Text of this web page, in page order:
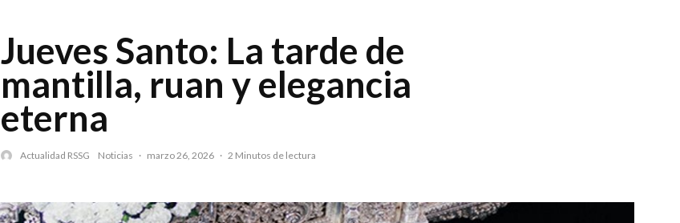
Jueves Santo: La tarde de
mantilla, ruan y elegancia
eterna
Actualidad RSSG Noticias · marzo 26, 2026 · 2 Minutos de lectura